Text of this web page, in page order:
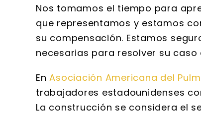
Nos tomamos el tiempo para
que representamos y estamos
su compensación. Estamos
necesarias para resolver su caso
EnAsociación Americana del
trabajadores estadounidenses
La construcción se considera el